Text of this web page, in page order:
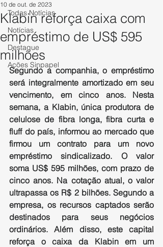
Todas Notícias
Notícias
Destaque
Ações Sinpapel
Klabin reforça caixa com
empréstimo de US$ 595
milhões
10 de out. de 2023
Segundo a companhia, o empréstimo
será integralmente amortizado em seu
vencimento, em cinco anos. Nesta
semana, a Klabin, única produtora de
celulose de fibra longa, fibra curta e
fluff do país, informou ao mercado que
firmou um contrato para um novo
empréstimo sindicalizado. O valor
soma US$ 595 milhões, com prazo de
cinco anos. Na cotação atual, o valor
ultrapassa os R$ 2 bilhões. Segundo a
empresa, os recursos captados serão
destinados para seus negócios
ordinários. Além disso, este capital
reforça o caixa da Klabin em um